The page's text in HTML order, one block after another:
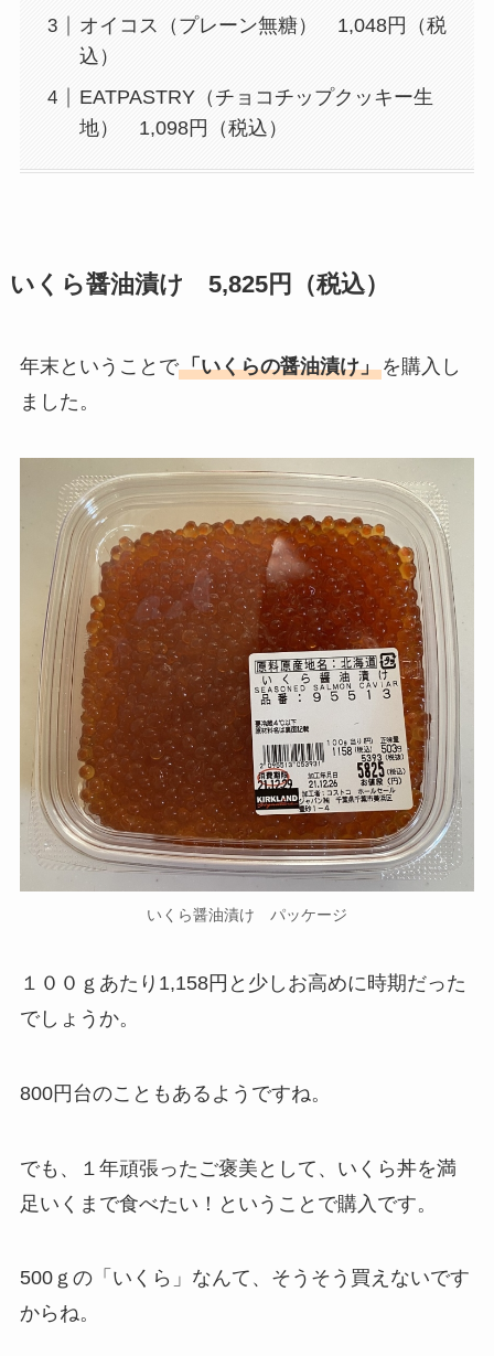
オイコス（プレーン無糖） 1,048円（税
込）
EATPASTRY（チョコチップクッキー生
地） 1,098円（税込）
いくら醤油漬け 5,825円（税込）
年末ということで「いくらの醤油漬け」を購入し
ました。
いくら醤油漬け パッケージ
１００ｇあたり1,158円と少しお高めに時期だった
でしょうか。
800円台のこともあるようですね。
でも、１年頑張ったご褒美として、いくら丼を満
足いくまで食べたい！ということで購入です。
500ｇの「いくら」なんて、そうそう買えないです
からね。